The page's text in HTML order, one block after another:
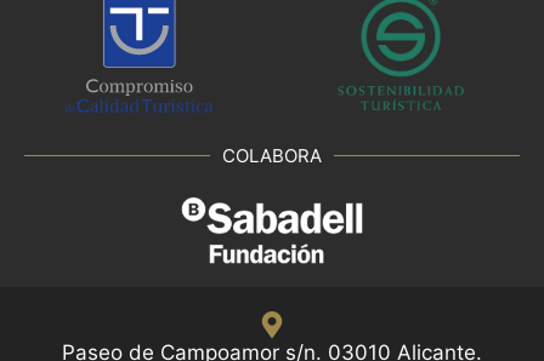
COLABORA
Paseo de Campoamor s/n. 03010 Alicante.